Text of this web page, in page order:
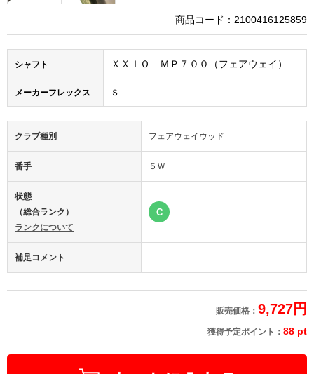
商品コード：2100416125859
シャフト ＸＸＩＯ ＭＰ７００（フェアウェイ）
メーカーフレックス Ｓ
クラブ種別 フェアウェイウッド
番手 ５Ｗ
状態
（総合ランク）
ランクについて
C
補足コメント
販売価格： 9,727円
獲得予定ポイント： 88 pt